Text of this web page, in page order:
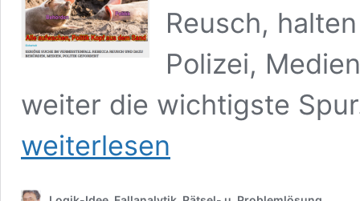
Reusch,
Polizei,
weiter die wichtigste
Rebecca
Reusch
weiterlesen